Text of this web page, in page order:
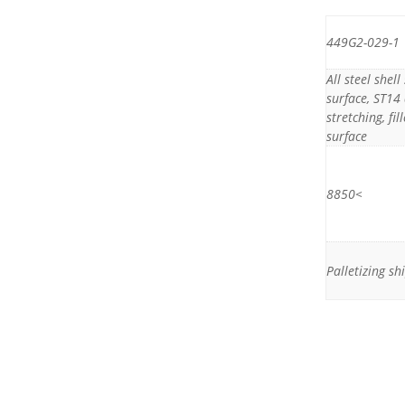
449G2-029-1
All steel shell
surface,
stretching,
surface
>8850
Palletizing